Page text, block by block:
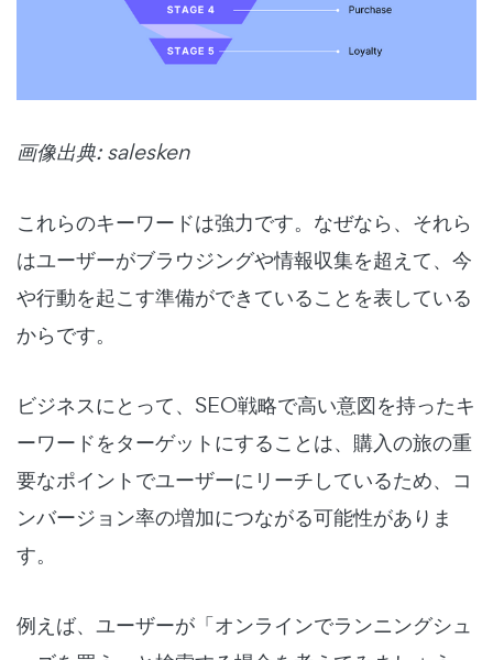
画像出典: salesken
これらのキーワードは強力です。なぜなら、それら
はユーザーがブラウジングや情報収集を超えて、今
や行動を起こす準備ができていることを表している
からです。
ビジネスにとって、SEO戦略で高い意図を持ったキ
ーワードをターゲットにすることは、購入の旅の重
要なポイントでユーザーにリーチしているため、コ
ンバージョン率の増加につながる可能性がありま
す。
例えば、ユーザーが「オンラインでランニングシュ